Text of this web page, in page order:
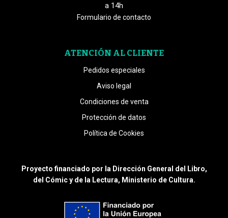
a 14h
Formulario de contacto
ATENCIÓN AL CLIENTE
Pedidos especiales
Aviso legal
Condiciones de venta
Protección de datos
Política de Cookies
Proyecto financiado por la Dirección General del Libro,
del Cómic y de la Lectura, Ministerio de Cultura.